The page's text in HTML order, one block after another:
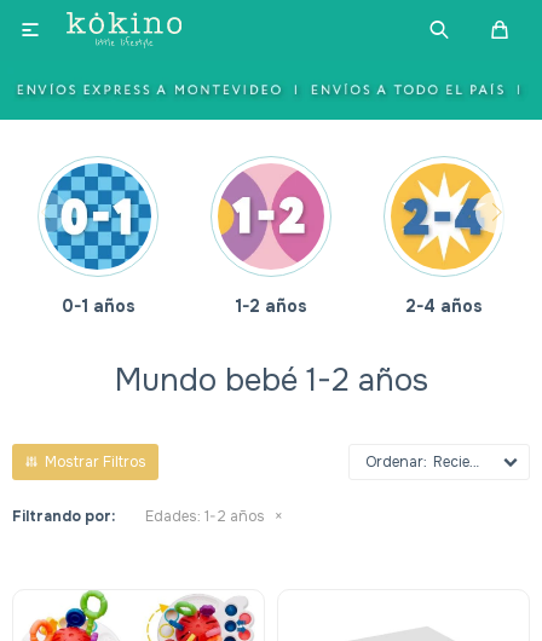

0-1 años 1-2 años 2-4 años
Mundo bebé 1-2 años
Recientes
Filtrando por: Edades: 1-2 años